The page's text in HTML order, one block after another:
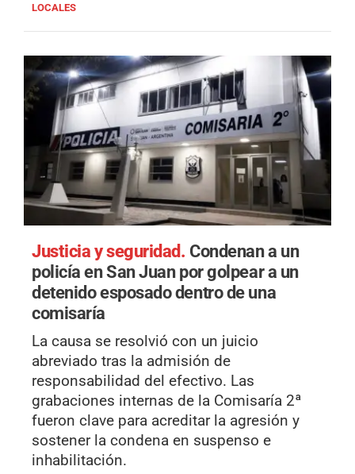
LOCALES
Justicia y seguridad. Condenan a un
policía en San Juan por golpear a un
detenido esposado dentro de una
comisaría
La causa se resolvió con un juicio
abreviado tras la admisión de
responsabilidad del efectivo. Las
grabaciones internas de la Comisaría 2ª
fueron clave para acreditar la agresión y
sostener la condena en suspenso e
inhabilitación.